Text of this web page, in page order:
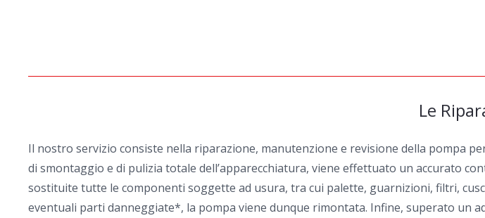
Le
Il nostro servizio consiste nella riparazione, manutenzione e revisione della pompa
di smontaggio e di pulizia totale dell’apparecchiatura, viene effettuato un accurato
sostituite tutte le componenti soggette ad usura, tra cui palette, guarnizioni, filtri,
eventuali parti danneggiate*, la pompa viene dunque rimontata. Infine, superato un